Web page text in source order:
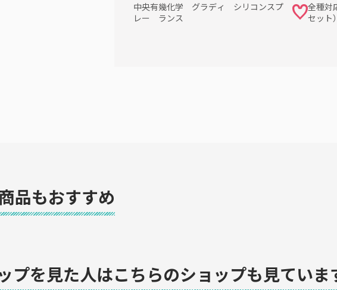
中央有幾化学 グラディ シリコンスプ
レー ランス
全種
セット
品もおすすめ
プを見た人はこちらのショップも見ていま